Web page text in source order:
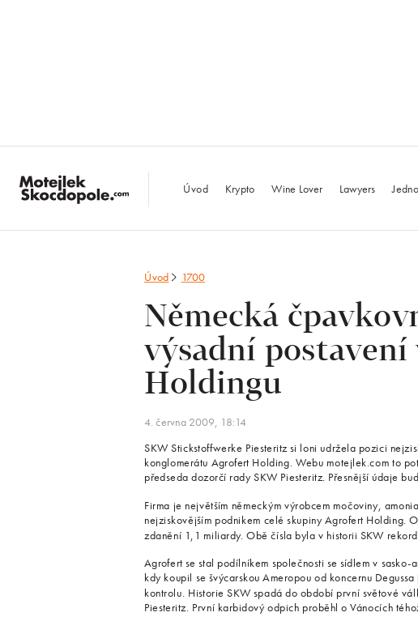
Úvod Krypto Wine Lover Lawyers
Úvod 1700
Německá
výsadní
Holdingu
4. června 2009, 18:14
SKW Stickstoffwerke Piesteritz si loni udržela pozici
konglomerátu Agrofert Holding. Webu motejlek.com to
předseda dozorčí rady SKW Piesteritz. Přesnější údaje
Firma je největším německým výrobcem močoviny,
nejziskovějším podnikem celé skupiny Agrofert Holding.
zdanění 1,1 miliardy. Obě čísla byla v historii SKW
Agrofert se stal podílníkem společnosti se sídlem v
kdy koupil se švýcarskou Ameropou od koncernu
kontrolu. Historie SKW spadá do období první světové
Piesteritz. První karbidový odpich proběhl o Vánocích